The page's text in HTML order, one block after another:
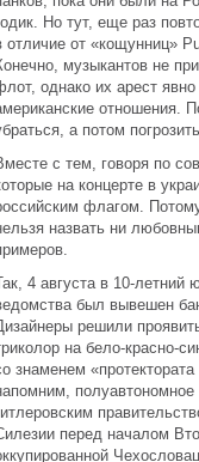
Но тут, еще раз
отличие от «кощунниц»
музыкантов не
однако их арест
отношения.
а потом
с тем, говоря по
на концерте в
флагом.
назвать ни
4 августа в 10-летний
был вывешен
решили
на бело-красно-
знаменем
полуавтономное
перед началом